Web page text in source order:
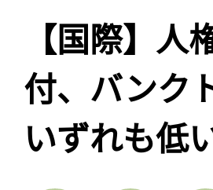
【国際】
付、バンク
いずれも低